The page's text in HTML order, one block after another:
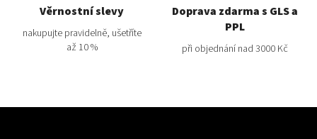
Věrnostní slevy
nakupujte pravidelně, ušetříte
až 10 %
Doprava zdarma s GLS a
PPL
při objednání nad 3000 Kč